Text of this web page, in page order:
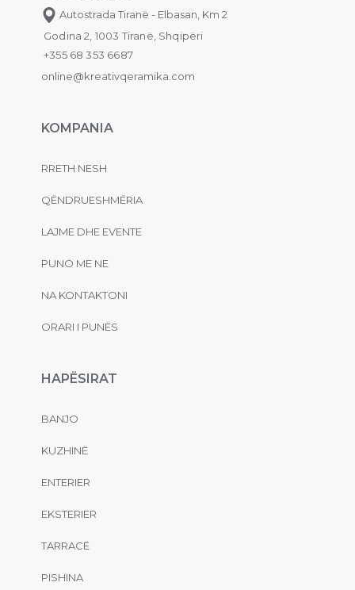
Autostrada Tiranë - Elbasan, Km 2
Godina 2, 1003 Tiranë, Shqipëri
+355 68 353 6687
online@kreativqeramika.com
KOMPANIA
RRETH NESH
QËNDRUESHMËRIA
LAJME DHE EVENTE
PUNO ME NE
NA KONTAKTONI
ORARI I PUNËS
HAPËSIRAT
BANJO
KUZHINË
ENTERIER
EKSTERIER
TARRACË
PISHINA